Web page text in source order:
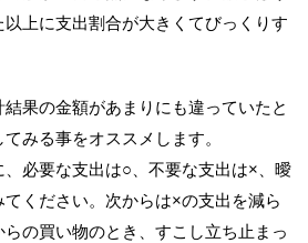
上に支出割合が大きくてびっくりす
果の金額があまりにも違っていたと
みる事をオススメします。
必要な支出は○、不要な支出は×、曖
ください。次からは×の支出を減ら
の買い物のとき、すこし立ち止まっ